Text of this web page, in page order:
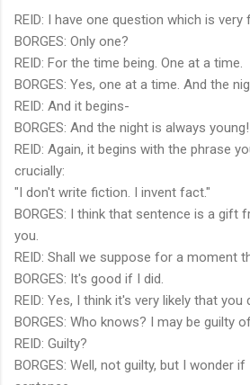
REID: I have one question which is
BORGES: Only one?
REID: For the time being. One at a time.
BORGES: Yes, one at a time. And the
REID: And it begins-
BORGES: And the night is always young!
REID: Again, it begins with the phrase
crucially:
"I don't write fiction. I invent fact."
BORGES: I think that sentence is a gift
you.
REID: Shall we suppose for a moment
BORGES: It's good if I did.
REID: Yes, I think it's very likely that you
BORGES: Who knows? I may be guilty
REID: Guilty?
BORGES: Well, not guilty, but I wonder